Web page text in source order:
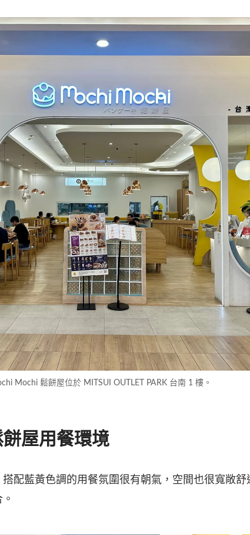
Mochi 鬆餅屋位於 MITSUI OUTLET PARK 台南 1 樓。
屋用餐環境
配藍黃色調的用餐氛圍很有朝氣，空間也很寬敞